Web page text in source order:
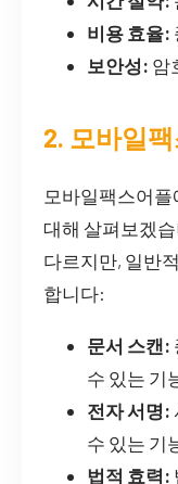
비용 효율:
보안성: 암
2. 모바일
모바일팩스어플
대해 살펴보겠
다르지만, 일반
합니다:
문서 스캔:
수 있는 기
전자 서명:
수 있는 기
법적 효력: